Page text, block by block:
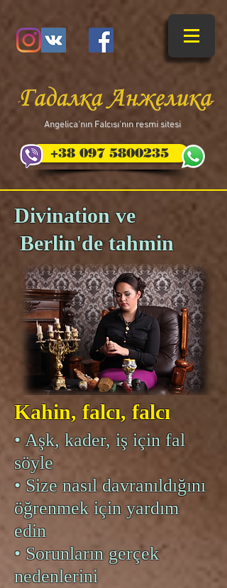
+38 097 5800235
​Angelica'nın Falcısı'nın resmi sitesi
Divination ve
Berlin'de tahmin
Kahin, falcı, falcı
• Aşk, kader, iş için fal
söyle
• Size nasıl davranıldığını
öğrenmek için yardım
edin
• Sorunların gerçek
nedenlerini